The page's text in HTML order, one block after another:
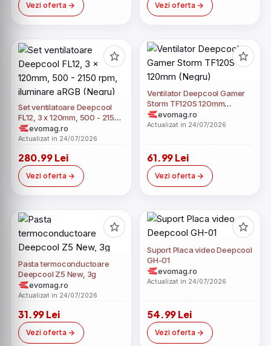
Vezi oferta Vezi oferta
Set ventilatoare Deepcool
FL12, 3 x 120mm, 500 - 2150
rpm, iluminare aRGB (Negru)
evomag.ro
Actualizat in 24/07/2026
280.99 Lei
Vezi oferta
Ventilator Deepcool Gamer
Storm TF120S 120mm
(Negru)
evomag.ro
Actualizat in 24/07/2026
61.99 Lei
Vezi oferta
Pasta termoconductoare
Deepcool Z5 New, 3g
evomag.ro
Actualizat in 24/07/2026
31.99 Lei
Vezi oferta
Suport Placa video Deepcool
GH-01
evomag.ro
Actualizat in 24/07/2026
54.99 Lei
Vezi oferta